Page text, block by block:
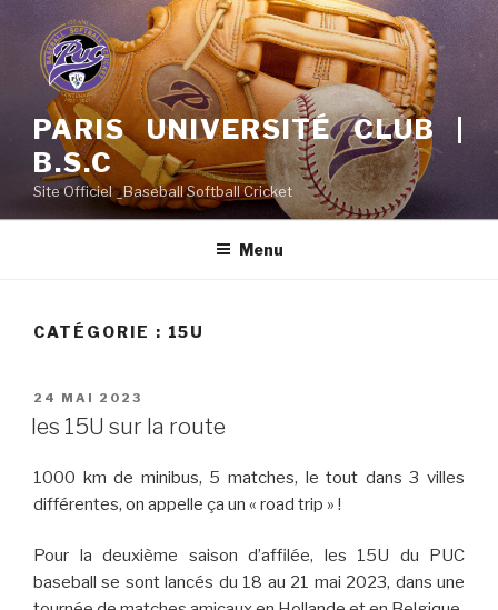
contenu
principal
PARIS UNIVERSITÉ CLUB |
B.S.C
Site Officiel _Baseball Softball Cricket
Menu
CATÉGORIE : 15U
PUBLIÉ
LE
24 MAI 2023
les 15U sur la route
1000 km de minibus, 5 matches, le tout dans 3 villes
différentes, on appelle ça un « road trip » !
Pour la deuxième saison d’affilée, les 15U du PUC
baseball se sont lancés du 18 au 21 mai 2023, dans une